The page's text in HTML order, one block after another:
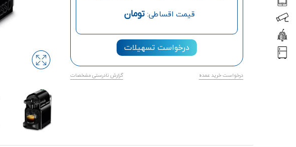
قیمت اقساطی:تومان
درخواست تسهیلات
درخواست خرید عمده گزارش نادرستی مشخصات